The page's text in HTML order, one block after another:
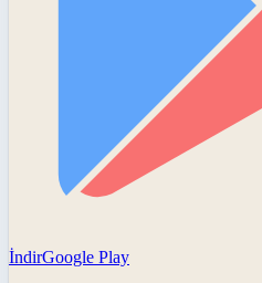
İndirGoogle Play